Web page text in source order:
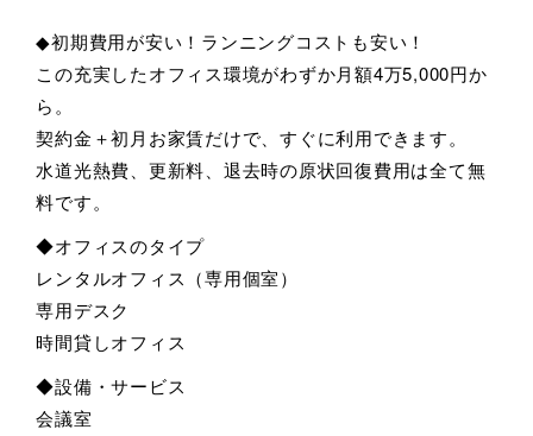
◆初期費用が安い！ランニングコストも安い！
この充実したオフィス環境がわずか月額4万5,000円か
ら。
契約金＋初月お家賃だけで、すぐに利用できます。
水道光熱費、更新料、退去時の原状回復費用は全て無
料です。
◆オフィスのタイプ
レンタルオフィス（専用個室）
専用デスク
時間貸しオフィス
◆設備・サービス
会議室